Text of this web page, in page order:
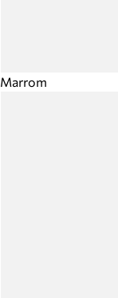
Marrom